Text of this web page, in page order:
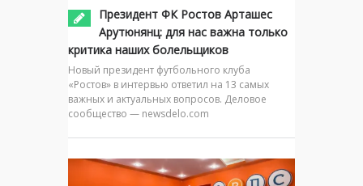
Президент ФК Ростов Арташес
Арутюнянц: для нас важна только
критика наших болельщиков
Новый президент футбольного клуба
«Ростов» в интервью ответил на 13 самых
важных и актуальных вопросов. Деловое
сообщество — newsdelo.com